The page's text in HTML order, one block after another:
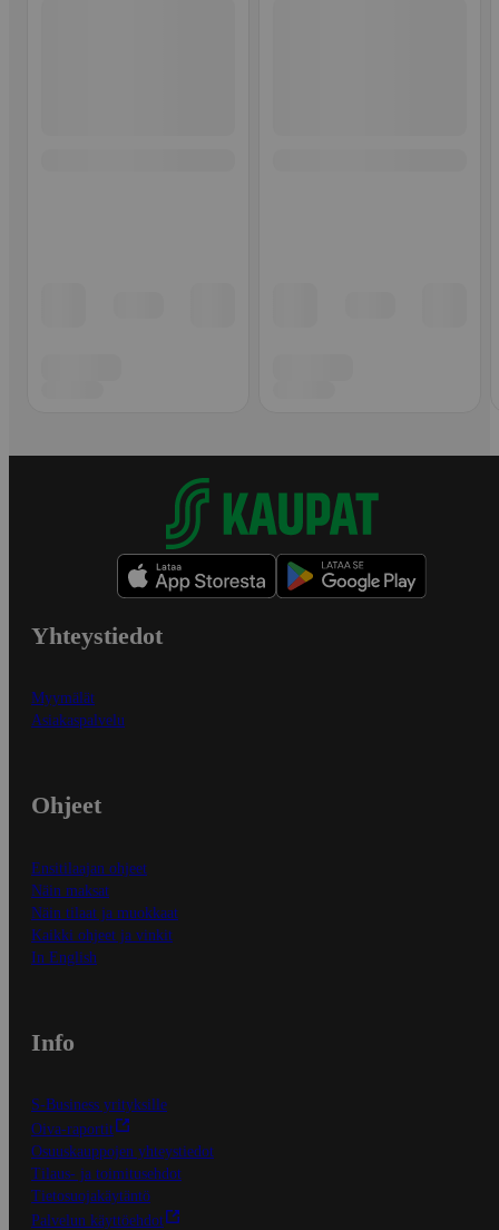
Yhteystiedot
Myymälät
Asiakaspalvelu
Ohjeet
Ensitilaajan ohjeet
Näin maksat
Näin tilaat ja muokkaat
Kaikki ohjeet ja vinkit
In English
Info
S-Business yrityksille
Oiva-raportit
Osuuskauppojen yhteystiedot
Tilaus- ja toimitusehdot
Tietosuojakäytäntö
Palvelun käyttöehdot